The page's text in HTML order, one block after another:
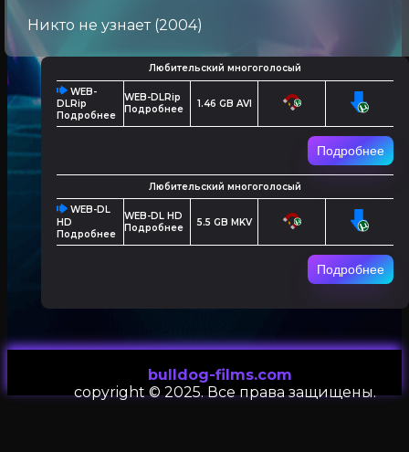
Никто не узнает (2004)
Подробнее
WEB-
DLRip
Подробнее
Любительский многоголосый
WEB-DLRip
Подробнее
1.46 GB AVI
Подробнее
WEB-DL
HD
Подробнее
Любительский многоголосый
WEB-DL HD
Подробнее
5.5 GB MKV
bulldog-films.com
сopyright © 2025. Все права защищены.